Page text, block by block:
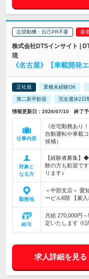
志望動機・自己PR不要
株式会社DTSインサイト |
現
《名古屋》【車載開発
正社員 業種未経験OK
第二新卒歓迎 完全週休2日
情報更新日：2026/07/10 終了
仕事内容
《在宅勤務あり
自動運転や車載
候補）
対象と
なる方
【経験者募集】
験の方も歓迎で
ります♪
勤務地
＜中部支店＞ 愛
ービル6階 【雇
給与
月給 270,000円
定いたします ※
求人詳細を見る